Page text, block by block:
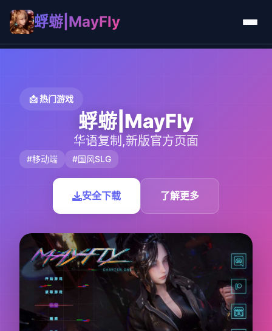
蜉蝣|MayFly
📩 热门游戏
蜉蝣|MayFly
华语复制,新版官方页面
#移动端 #国风SLG
安全下载 了解更多